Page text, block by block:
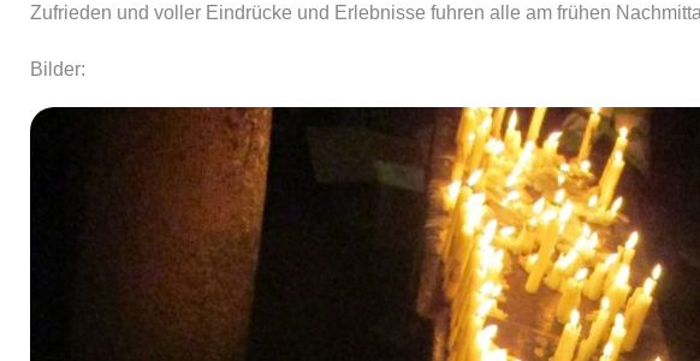
Zufrieden und voller Eindrücke und Erlebnisse fuhren alle am frühen
Bilder: